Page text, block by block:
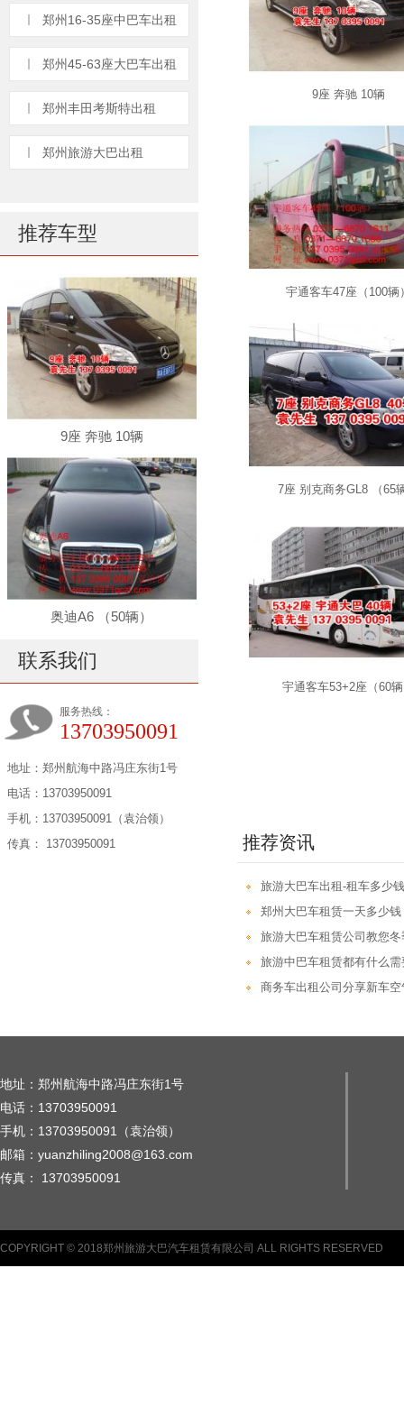
郑州16-35座中巴车出租
郑州45-63座大巴车出租
郑州丰田考斯特出租
郑州旅游大巴出租
推荐车型
9座 奔驰 10辆
奥迪A6 （50辆）
联系我们
服务热线：
13703950091
地址：郑州航海中路冯庄东街1号
电话：13703950091
手机：13703950091（袁治领）
传真： 13703950091
9座 奔驰 10辆
宇通客车47座（100辆
7座 别克商务GL8 （65
宇通客车53+2座（60
推荐资讯
旅游大巴车出租-租车多少
郑州大巴车租赁一天多少钱
旅游大巴车租赁公司教您
旅游中巴车租赁都有什么
商务车出租公司分享新车
地址：郑州航海中路冯庄东街1号
电话：13703950091
手机：13703950091（袁治领）
邮箱：yuanzhiling2008@163.com
传真： 13703950091
COPYRIGHT © 2018郑州旅游大巴汽车租赁有限公司 ALL RIGHTS RESERVED